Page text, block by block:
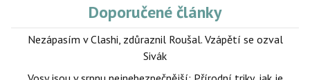
Doporučené články
Nezápasím v Clashi, zdůraznil Roušal. Vzápětí se ozval
Sivák